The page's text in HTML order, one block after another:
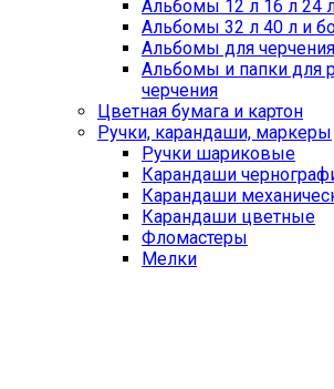
Альбомы 12 л 16 л 24
Альбомы 32 л 40 л и
Альбомы для черчения
Альбомы и папки для
черчения
Цветная бумага и картон
Ручки, карандаши, маркеры
Ручки шариковые
Карандаши
Карандаши
Карандаши цветные
Фломастеры
Мелки